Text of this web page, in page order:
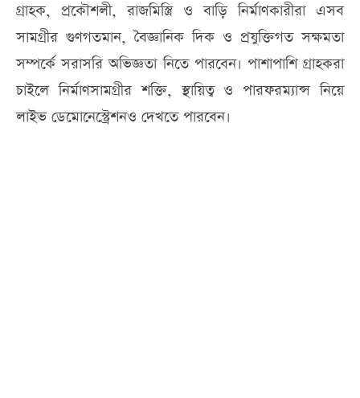
গ্রাহক, প্রকৌশলী, রাজমিস্ত্রি ও বাড়ি নির্মাণকারীরা এসব
সামগ্রীর গুণগতমান, বৈজ্ঞানিক দিক ও প্রযুক্তিগত সক্ষমতা
সম্পর্কে সরাসরি অভিজ্ঞতা নিতে পারবেন। পাশাপাশি গ্রাহকরা
চাইলে নির্মাণসামগ্রীর শক্তি, স্থায়িত্ব ও পারফরম্যান্স নিয়ে
লাইভ ডেমোনেস্ট্রেশনও দেখতে পারবেন।